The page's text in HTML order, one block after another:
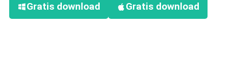
Gratis download Gratis download